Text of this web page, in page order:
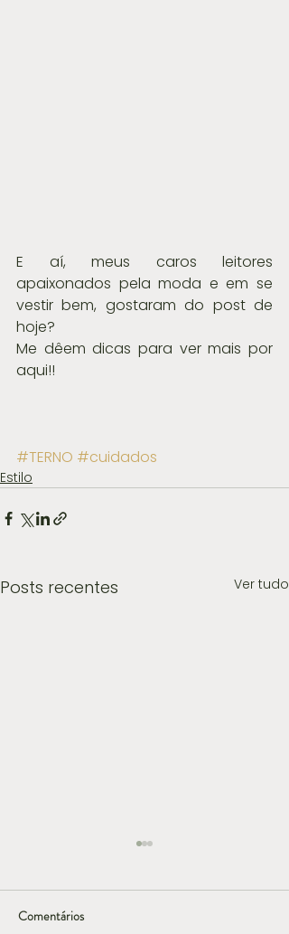
E aí, meus caros leitores
apaixonados pela moda e em se
vestir bem, gostaram do post de
hoje?
Me dêem dicas para ver mais por
aqui!!
#TERNO #cuidados
Estilo
Posts recentes Ver tudo
Comentários